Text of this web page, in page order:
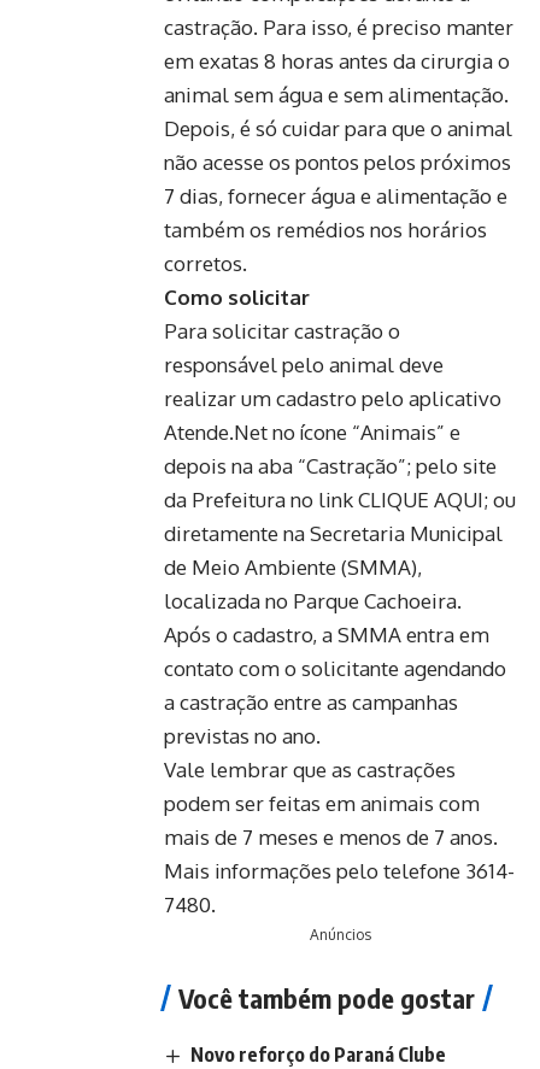
castração. Para isso, é preciso manter
em exatas 8 horas antes da cirurgia o
animal sem água e sem alimentação.
Depois, é só cuidar para que o animal
não acesse os pontos pelos próximos
7 dias, fornecer água e alimentação e
também os remédios nos horários
corretos.
Como solicitar
Para solicitar castração o
responsável pelo animal deve
realizar um cadastro pelo aplicativo
Atende.Net no ícone “Animais” e
depois na aba “Castração”; pelo site
da Prefeitura no linkCLIQUE AQUI; ou
diretamente na Secretaria Municipal
de Meio Ambiente (SMMA),
localizada no Parque Cachoeira.
Após o cadastro, a SMMA entra em
contato com o solicitante agendando
a castração entre as campanhas
previstas no ano.
Vale lembrar que as castrações
podem ser feitas em animais com
mais de 7 meses e menos de 7 anos.
Mais informações pelo telefone 3614-
7480.
Anúncios
Você também pode gostar
Novo reforço do Paraná Clube